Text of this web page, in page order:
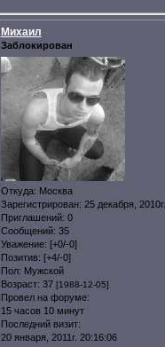
Михаил
Заблокирован
Откуда: Москва
Зарегистрирован: 25 декабря, 2010г.
Приглашений: 0
Сообщений: 35
Уважение: [+0/-0]
Позитив: [+4/-0]
Пол: Мужской
Возраст: 37 [1988-12-05]
Провел на форуме:
15 часов 10 минут
Последний визит:
20 января, 2011г. 20:16:06